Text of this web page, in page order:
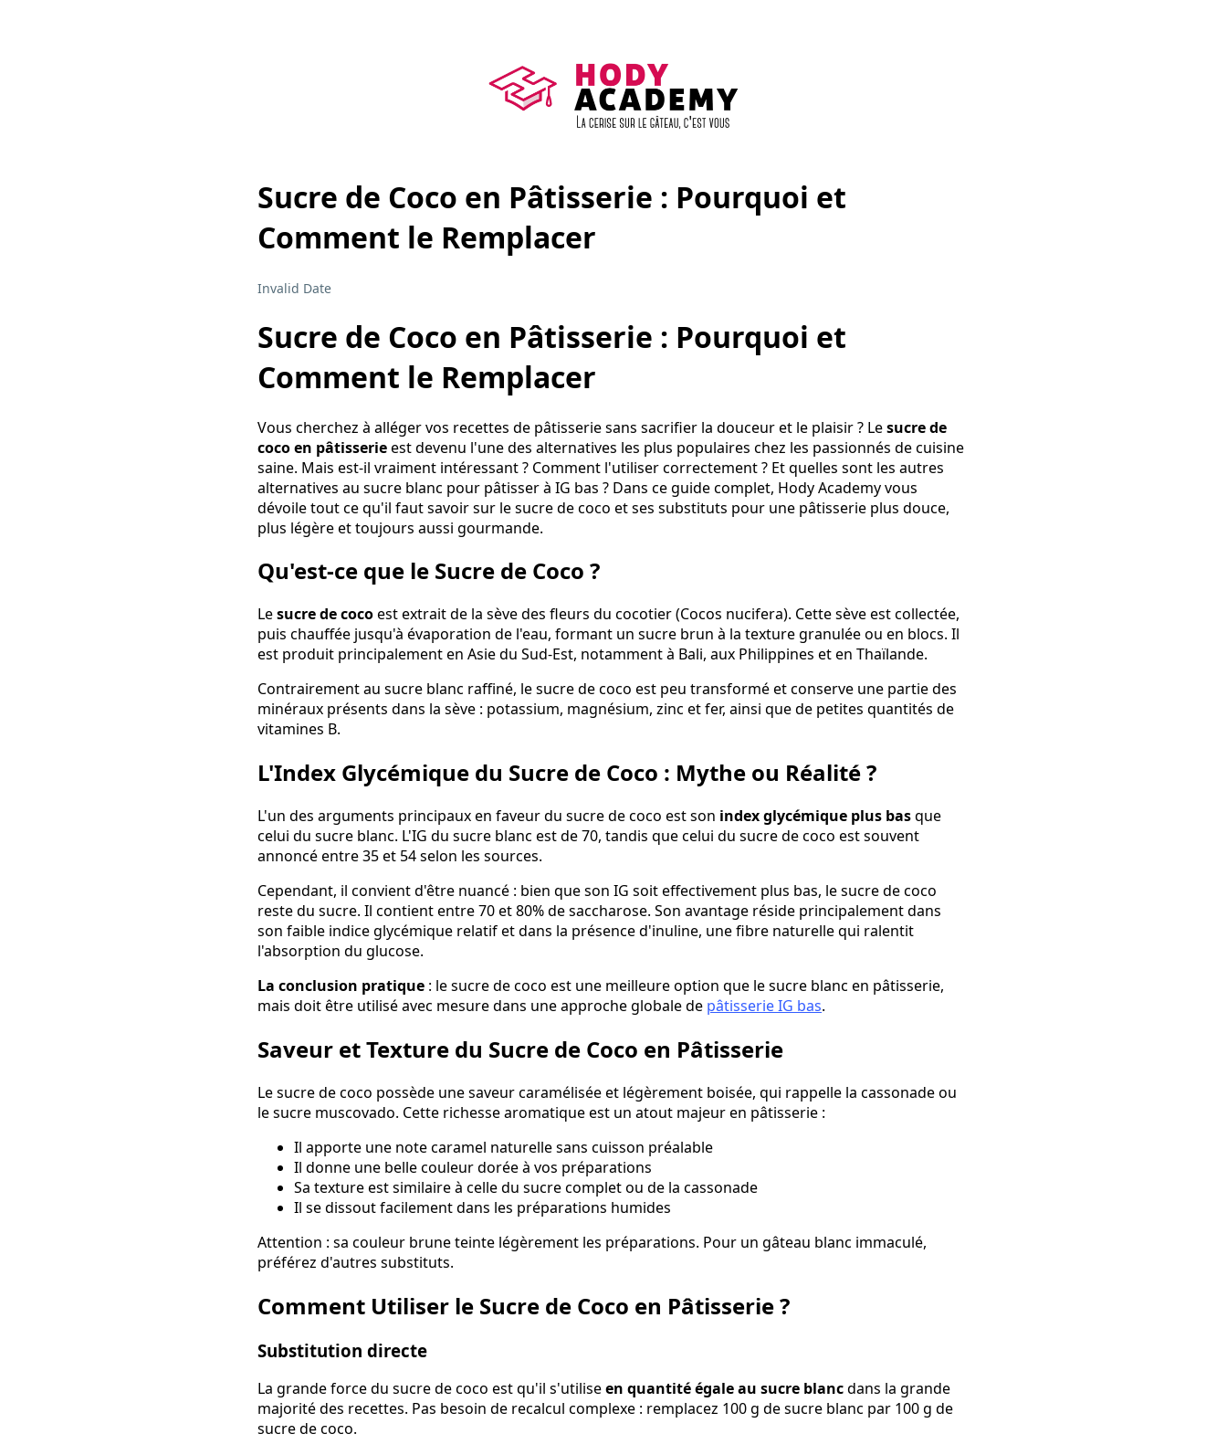
Sucre de Coco en Pâtisserie : Pourquoi et
Comment le Remplacer
Invalid Date
Sucre de Coco en Pâtisserie : Pourquoi et
Comment le Remplacer
Vous cherchez à alléger vos recettes de pâtisserie sans sacrifier la douceur et le plaisir ? Lesucre de
coco en pâtisserieest devenu l'une des alternatives les plus populaires chez les passionnés de cuisine
saine. Mais est-il vraiment intéressant ? Comment l'utiliser correctement ? Et quelles sont les autres
alternatives au sucre blanc pour pâtisser à IG bas ? Dans ce guide complet, Hody Academy vous
dévoile tout ce qu'il faut savoir sur le sucre de coco et ses substituts pour une pâtisserie plus douce,
plus légère et toujours aussi gourmande.
Qu'est-ce que le Sucre de Coco ?
Lesucre de cocoest extrait de la sève des fleurs du cocotier (Cocos nucifera). Cette sève est collectée,
puis chauffée jusqu'à évaporation de l'eau, formant un sucre brun à la texture granulée ou en blocs. Il
est produit principalement en Asie du Sud-Est, notamment à Bali, aux Philippines et en Thaïlande.
Contrairement au sucre blanc raffiné, le sucre de coco est peu transformé et conserve une partie des
minéraux présents dans la sève : potassium, magnésium, zinc et fer, ainsi que de petites quantités de
vitamines B.
L'Index Glycémique du Sucre de Coco : Mythe ou Réalité ?
L'un des arguments principaux en faveur du sucre de coco est son index glycémique plus basque
celui du sucre blanc. L'IG du sucre blanc est de 70, tandis que celui du sucre de coco est souvent
annoncé entre 35 et 54 selon les sources.
Cependant, il convient d'être nuancé : bien que son IG soit effectivement plus bas, le sucre de coco
reste du sucre. Il contient entre 70 et 80% de saccharose. Son avantage réside principalement dans
son faible indice glycémique relatif et dans la présence d'inuline, une fibre naturelle qui ralentit
l'absorption du glucose.
La conclusion pratique : le sucre de coco est une meilleure option que le sucre blanc en pâtisserie,
mais doit être utilisé avec mesure dans une approche globale de pâtisserie IG bas.
Saveur et Texture du Sucre de Coco en Pâtisserie
Le sucre de coco possède une saveur caramélisée et légèrement boisée, qui rappelle la cassonade ou
le sucre muscovado. Cette richesse aromatique est un atout majeur en pâtisserie :
Il apporte une note caramel naturelle sans cuisson préalable
Il donne une belle couleur dorée à vos préparations
Sa texture est similaire à celle du sucre complet ou de la cassonade
Il se dissout facilement dans les préparations humides
Attention : sa couleur brune teinte légèrement les préparations. Pour un gâteau blanc immaculé,
préférez d'autres substituts.
Comment Utiliser le Sucre de Coco en Pâtisserie ?
Substitution directe
La grande force du sucre de coco est qu'il s'utiliseen quantité égale au sucre blancdans la grande
majorité des recettes. Pas besoin de recalcul complexe : remplacez 100 g de sucre blanc par 100 g de
sucre de coco.